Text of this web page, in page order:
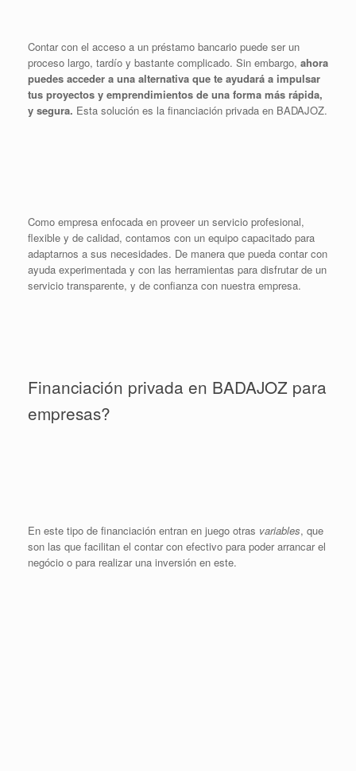
Contar con el acceso a un préstamo bancario puede ser un
proceso largo, tardío y bastante complicado. Sin embargo, ahora
puedes acceder a una alternativa que te ayudará a impulsar
tus proyectos y emprendimientos de una forma más rápida,
y segura. Esta solución es la financiación privada en BADAJOZ.
Como empresa enfocada en proveer un servicio profesional,
flexible y de calidad, contamos con un equipo capacitado para
adaptarnos a sus necesidades. De manera que pueda contar con
ayuda experimentada y con las herramientas para disfrutar de un
servicio transparente, y de confianza con nuestra empresa.
Financiación privada en BADAJOZ para
empresas?
En este tipo de financiación entran en juego otras variables, que
son las que facilitan el contar con efectivo para poder arrancar el
negócio o para realizar una inversión en este.